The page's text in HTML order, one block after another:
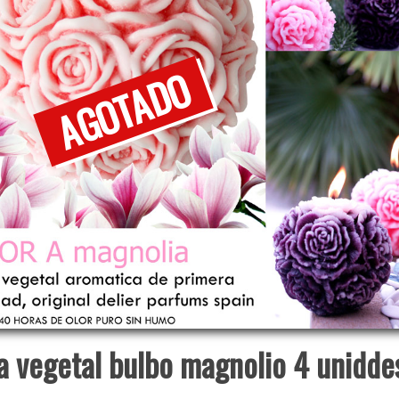
vegetal bulbo magnolio 4